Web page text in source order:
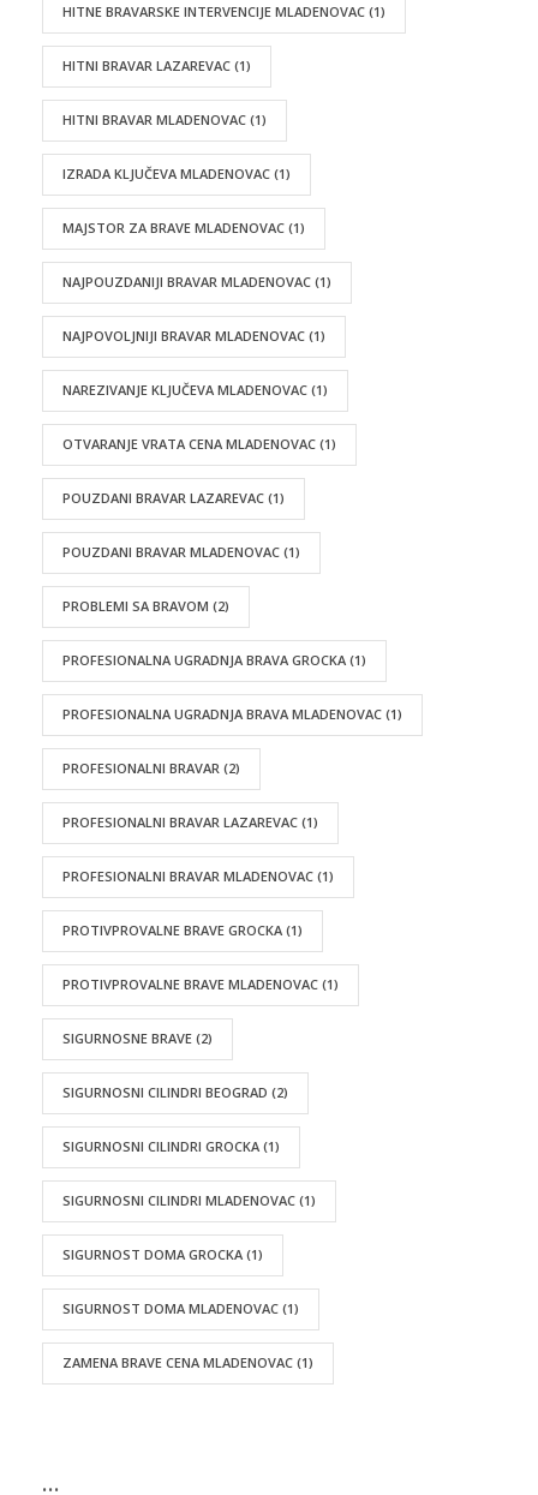
HITNE BRAVARSKE INTERVENCIJE MLADENOVAC (1)
HITNI BRAVAR LAZAREVAC (1)
HITNI BRAVAR MLADENOVAC (1)
IZRADA KLJUČEVA MLADENOVAC (1)
MAJSTOR ZA BRAVE MLADENOVAC (1)
NAJPOUZDANIJI BRAVAR MLADENOVAC (1)
NAJPOVOLJNIJI BRAVAR MLADENOVAC (1)
NAREZIVANJE KLJUČEVA MLADENOVAC (1)
OTVARANJE VRATA CENA MLADENOVAC (1)
POUZDANI BRAVAR LAZAREVAC (1)
POUZDANI BRAVAR MLADENOVAC (1)
PROBLEMI SA BRAVOM (2)
PROFESIONALNA UGRADNJA BRAVA GROCKA (1)
PROFESIONALNA UGRADNJA BRAVA MLADENOVAC (1)
PROFESIONALNI BRAVAR (2)
PROFESIONALNI BRAVAR LAZAREVAC (1)
PROFESIONALNI BRAVAR MLADENOVAC (1)
PROTIVPROVALNE BRAVE GROCKA (1)
PROTIVPROVALNE BRAVE MLADENOVAC (1)
SIGURNOSNE BRAVE (2)
SIGURNOSNI CILINDRI BEOGRAD (2)
SIGURNOSNI CILINDRI GROCKA (1)
SIGURNOSNI CILINDRI MLADENOVAC (1)
SIGURNOST DOMA GROCKA (1)
SIGURNOST DOMA MLADENOVAC (1)
ZAMENA BRAVE CENA MLADENOVAC (1)
…